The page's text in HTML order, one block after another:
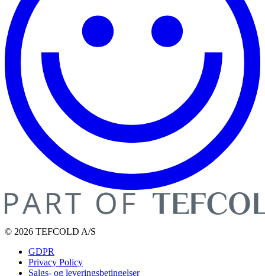
© 2026 TEFCOLD A/S
GDPR
Privacy Policy
Salgs- og leveringsbetingelser